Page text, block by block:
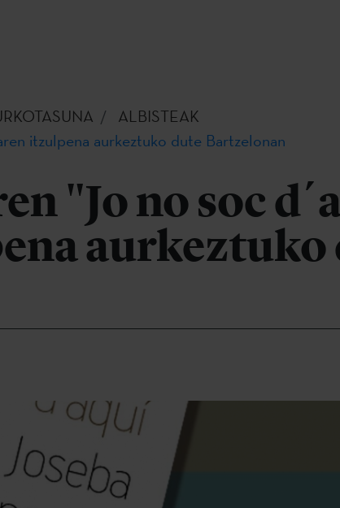
ALBISTEAK
itzulpena aurkeztuko dute Bartzelonan
"Jo no soc
aurkeztuko